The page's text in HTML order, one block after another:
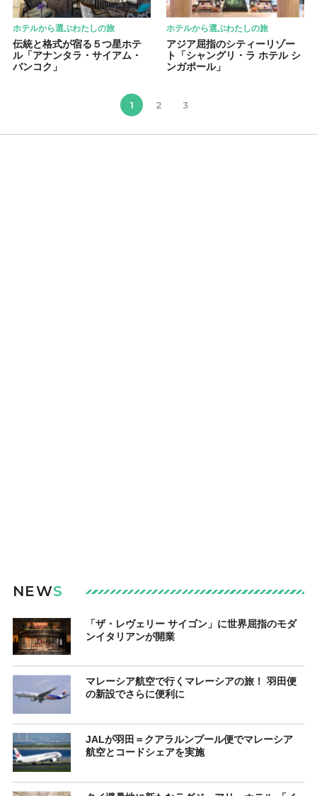
ホテルから選ぶわたしの旅
伝統と格式が宿る５つ星ホテ
ル「アナンタラ・サイアム・
バンコク」
ホテルから選ぶわたしの旅
アジア屈指のシティーリゾー
ト「シャングリ・ラ ホテル シ
ンガポール」
1 2 3
NEWS
「ザ・レヴェリー サイゴン」に世界屈指のモダ
ンイタリアンが開業
マレーシア航空で行くマレーシアの旅！ 羽田便
の新設でさらに便利に
JALが羽田＝クアラルンプール便でマレーシア
航空とコードシェアを実施